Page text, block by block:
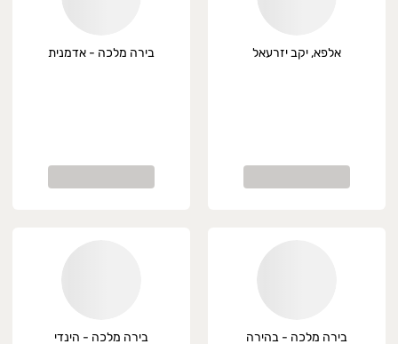
אלפא, יקב יזרעאל בירה מלכה - אדמנית
בירה מלכה - בהירה בירה מלכה - הינדי